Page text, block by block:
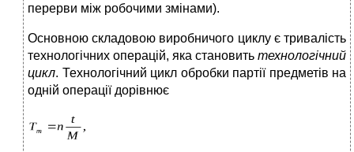
перерви між робочими змінами).
Основною складовою виробничого циклу є тривалість
технологічних операцій, яка становить технологічний
цикл. Технологічний цикл обробки партії предметів на
одній операції дорівнює